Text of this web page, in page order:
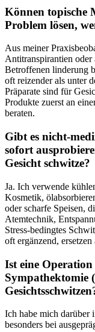
Können ⁣topische
⁢Problem lösen,
Aus meiner
Antitranspirantien⁢ oder
Betroffenen linderung
oft reizender​ als unter
‌Präparate‍ sind für
Produkte zuerst ⁤an
beraten.
Gibt es
sofort
Gesicht schwitze?
Ja. ‍Ich verwende
Kosmetik,
oder scharfe‌ Speisen,⁤
Atemtechnik,
Stress‑bedingtes
oft ergänzend,
Ist eine
Sympathektomie⁢
Ich‌ habe mich​ darüber
besonders bei